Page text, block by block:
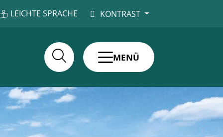
LEICHTE SPRACHE KONTRAST
MENÜ